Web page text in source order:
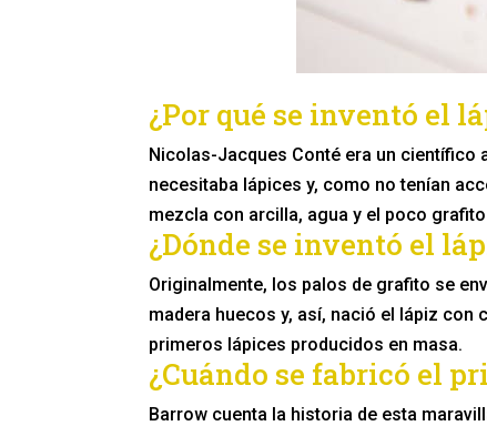
¿Por qué se inventó el
Nicolas-Jacques Conté era un científico
necesitaba lápices y, como no tenían
mezcla con arcilla, agua y el poco
¿Dónde se inventó el
Originalmente, los palos de grafito se
madera huecos y, así, nació el lápiz con
primeros lápices producidos en masa.
¿Cuándo se fabricó el
Barrow cuenta la historia de esta